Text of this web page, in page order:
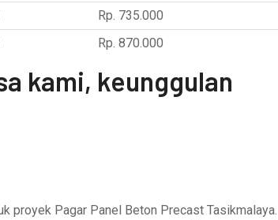
Rp. 735.000
Rp. 870.000
kami, keunggulan
proyek Pagar Panel Beton Precast Tasikmalaya.